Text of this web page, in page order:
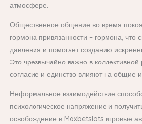
атмосфере.
Общественное общение во время покоя
гормона привязанности – гормона, что
давления и помогает созданию
Это чрезвычайно важно в коллективной
согласие и единство влияют на общие
Неформальное взаимодействие
психологическое напряжение и
освобождение в Maxbetslots игровые